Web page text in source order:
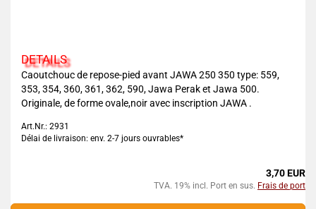
DETAILS
Caoutchouc de repose-pied avant JAWA 250 350 type: 559,
353, 354, 360, 361, 362, 590, Jawa Perak et Jawa 500.
Originale, de forme ovale,noir avec inscription JAWA .
Art.Nr.: 2931
Délai de livraison: env. 2-7 jours ouvrables*
3,70 EUR
TVA. 19% incl. Port en sus. Frais de port